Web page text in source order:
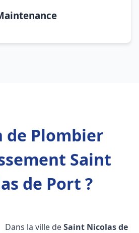
de Plombier
Saint
de Port ?
Dans la ville deSaint Nicolas de